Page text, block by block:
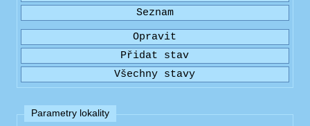
Parametry lokality